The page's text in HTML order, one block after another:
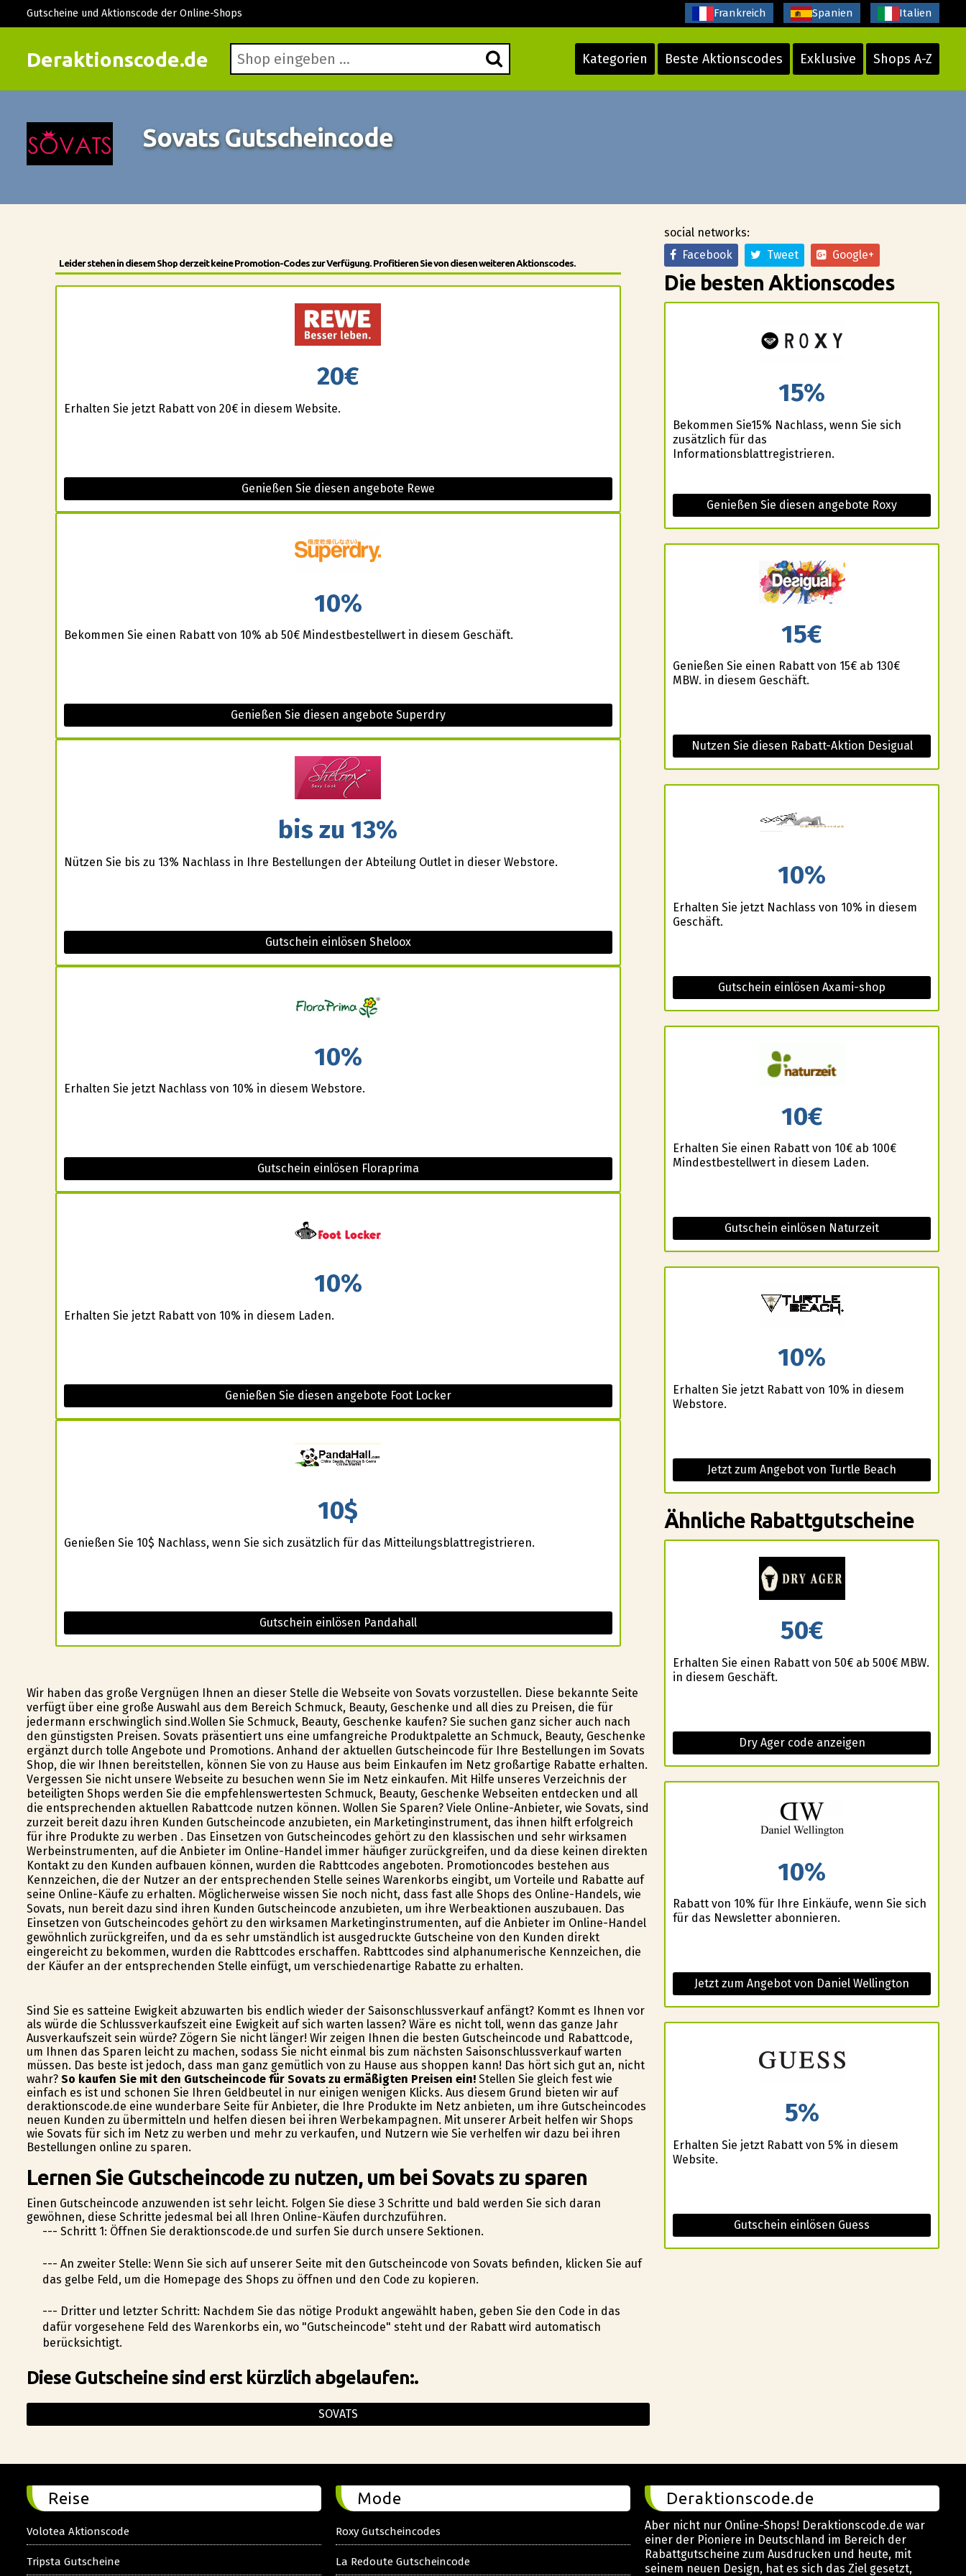
Deraktionscode.de Kategorien Beste Aktionscodes Exklusive Shops A-Z
Gutscheine und Aktionscode der Online-Shops Frankreich Spanien Italien
Sovats Gutscheincode
Leider stehen in diesem Shop derzeit keine Promotion-Codes zur Verfügung. Profitieren Sie von diesen weiteren Aktionscodes.
20€
Erhalten Sie jetzt Rabatt von 20€ in diesem Website.
Genießen Sie diesen angebote Rewe
10%
Bekommen Sie einen Rabatt von 10% ab 50€ Mindestbestellwert in diesem Geschäft.
Genießen Sie diesen angebote Superdry
bis zu 13%
Nützen Sie bis zu 13% Nachlass in Ihre Bestellungen der Abteilung Outlet in dieser Webstore.
Gutschein einlösen Sheloox
10%
Erhalten Sie jetzt Nachlass von 10% in diesem Webstore.
Gutschein einlösen Floraprima
10%
Erhalten Sie jetzt Rabatt von 10% in diesem Laden.
Genießen Sie diesen angebote Foot Locker
10$
Genießen Sie 10$ Nachlass, wenn Sie sich zusätzlich für das Mitteilungsblattregistrieren.
Gutschein einlösen Pandahall
Wir haben das große Vergnügen Ihnen an dieser Stelle die Webseite von Sovats vorzustellen. Diese bekannte Seite
verfügt über eine große Auswahl aus dem Bereich Schmuck, Beauty, Geschenke und all dies zu Preisen, die für
jedermann erschwinglich sind.Wollen Sie Schmuck, Beauty, Geschenke kaufen? Sie suchen ganz sicher auch nach
den günstigsten Preisen. Sovats präsentiert uns eine umfangreiche Produktpalette an Schmuck, Beauty, Geschenke
ergänzt durch tolle Angebote und Promotions. Anhand der aktuellen Gutscheincode für Ihre Bestellungen im Sovats
Shop, die wir Ihnen bereitstellen, können Sie von zu Hause aus beim Einkaufen im Netz großartige Rabatte erhalten.
Vergessen Sie nicht unsere Webseite zu besuchen wenn Sie im Netz einkaufen. Mit Hilfe unseres Verzeichnis der
beteiligten Shops werden Sie die empfehlenswertesten Schmuck, Beauty, Geschenke Webseiten entdecken und all
die entsprechenden aktuellen Rabattcode nutzen können. Wollen Sie Sparen? Viele Online-Anbieter, wie Sovats, sind
zurzeit bereit dazu ihren Kunden Gutscheincode anzubieten, ein Marketinginstrument, das ihnen hilft erfolgreich
für ihre Produkte zu werben . Das Einsetzen von Gutscheincodes gehört zu den klassischen und sehr wirksamen
Werbeinstrumenten, auf die Anbieter im Online-Handel immer häufiger zurückgreifen, und da diese keinen direkten
Kontakt zu den Kunden aufbauen können, wurden die Rabttcodes angeboten. Promotioncodes bestehen aus
Kennzeichen, die der Nutzer an der entsprechenden Stelle seines Warenkorbs eingibt, um Vorteile und Rabatte auf
seine Online-Käufe zu erhalten. Möglicherweise wissen Sie noch nicht, dass fast alle Shops des Online-Handels, wie
Sovats, nun bereit dazu sind ihren Kunden Gutscheincode anzubieten, um ihre Werbeaktionen auszubauen. Das
Einsetzen von Gutscheincodes gehört zu den wirksamen Marketinginstrumenten, auf die Anbieter im Online-Handel
gewöhnlich zurückgreifen, und da es sehr umständlich ist ausgedruckte Gutscheine von den Kunden direkt
eingereicht zu bekommen, wurden die Rabttcodes erschaffen. Rabttcodes sind alphanumerische Kennzeichen, die
der Käufer an der entsprechenden Stelle einfügt, um verschiedenartige Rabatte zu erhalten.
Sind Sie es satteine Ewigkeit abzuwarten bis endlich wieder der Saisonschlussverkauf anfängt? Kommt es Ihnen vor
als würde die Schlussverkaufszeit eine Ewigkeit auf sich warten lassen? Wäre es nicht toll, wenn das ganze Jahr
Ausverkaufszeit sein würde? Zögern Sie nicht länger! Wir zeigen Ihnen die besten Gutscheincode und Rabattcode,
um Ihnen das Sparen leicht zu machen, sodass Sie nicht einmal bis zum nächsten Saisonschlussverkauf warten
müssen. Das beste ist jedoch, dass man ganz gemütlich von zu Hause aus shoppen kann! Das hört sich gut an, nicht
wahr? So kaufen Sie mit den Gutscheincode für Sovats zu ermäßigten Preisen ein!Stellen Sie gleich fest wie
einfach es ist und schonen Sie Ihren Geldbeutel in nur einigen wenigen Klicks. Aus diesem Grund bieten wir auf
deraktionscode.de eine wunderbare Seite für Anbieter, die Ihre Produkte im Netz anbieten, um ihre Gutscheincodes
neuen Kunden zu übermitteln und helfen diesen bei ihren Werbekampagnen. Mit unserer Arbeit helfen wir Shops
wie Sovats für sich im Netz zu werben und mehr zu verkaufen, und Nutzern wie Sie verhelfen wir dazu bei ihren
Bestellungen online zu sparen.
Lernen Sie Gutscheincode zu nutzen, um bei Sovats zu sparen
Einen Gutscheincode anzuwenden ist sehr leicht. Folgen Sie diese 3 Schritte und bald werden Sie sich daran
gewöhnen, diese Schritte jedesmal bei all Ihren Online-Käufen durchzuführen.
--- Schritt 1: Öffnen Sie deraktionscode.de und surfen Sie durch unsere Sektionen.
--- An zweiter Stelle: Wenn Sie sich auf unserer Seite mit den Gutscheincode von Sovats befinden, klicken Sie auf
das gelbe Feld, um die Homepage des Shops zu öffnen und den Code zu kopieren.
--- Dritter und letzter Schritt: Nachdem Sie das nötige Produkt angewählt haben, geben Sie den Code in das
dafür vorgesehene Feld des Warenkorbs ein, wo "Gutscheincode" steht und der Rabatt wird automatisch
berücksichtigt.
Diese Gutscheine sind erst kürzlich abgelaufen:.
SOVATS
social networks:
Facebook
Tweet Google+
Die besten Aktionscodes
15%
Bekommen Sie15% Nachlass, wenn Sie sich
zusätzlich für das
Informationsblattregistrieren.
Genießen Sie diesen angebote Roxy
15€
Genießen Sie einen Rabatt von 15€ ab 130€
MBW. in diesem Geschäft.
Nutzen Sie diesen Rabatt-Aktion Desigual
10%
Erhalten Sie jetzt Nachlass von 10% in diesem
Geschäft.
Gutschein einlösen Axami-shop
10€
Erhalten Sie einen Rabatt von 10€ ab 100€
Mindestbestellwert in diesem Laden.
Gutschein einlösen Naturzeit
10%
Erhalten Sie jetzt Rabatt von 10% in diesem
Webstore.
Jetzt zum Angebot von Turtle Beach
Ähnliche Rabattgutscheine
50€
Erhalten Sie einen Rabatt von 50€ ab 500€ MBW.
in diesem Geschäft.
Dry Ager code anzeigen
10%
Rabatt von 10% für Ihre Einkäufe, wenn Sie sich
für das Newsletter abonnieren.
Jetzt zum Angebot von Daniel Wellington
5%
Erhalten Sie jetzt Rabatt von 5% in diesem
Website.
Gutschein einlösen Guess
Reise
Volotea Aktionscode
Tripsta Gutscheine
Mode
Roxy Gutscheincodes
La Redoute Gutscheincode
Deraktionscode.de
Aber nicht nur Online-Shops! Deraktionscode.de war
einer der Pioniere in Deutschland im Bereich der
Rabattgutscheine zum Ausdrucken und heute, mit
seinem neuen Design, hat es sich das Ziel gesetzt,